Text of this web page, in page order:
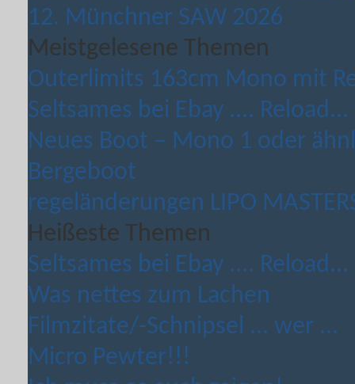
12. Münchner SAW 2026
Meistgelesene Themen
Outerlimits 163cm Mono mit
Seltsames bei Ebay .... Reload...
Neues Boot – Mono 1 oder
Bergeboot
regeländerungen LIPO
Heißeste Themen
Seltsames bei Ebay .... Reload...
Was nettes zum Lachen
Filmzitate/-Schnipsel ... wer ...
Micro Pewter!!!